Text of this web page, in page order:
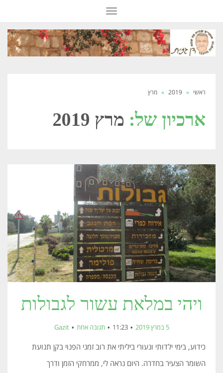
תפריט
ראשי »
2019
» מרץ
ארכיון של: מרץ 2019
ויהי במלאת עשור לגבולות
5 במרץ 2019 11:23 תגובה אחת Gazit
כידוע, בימי ילדותי ונעורי ביליתי את רוב זמני הפנוי בקן תנועת
השומר הצעיר בחדרה. היום נראה לי, ממרחקי הזמן ודרך